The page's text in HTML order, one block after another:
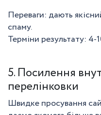
Переваги: дають
спаму.
Терміни результату: 4-
5. Посилення
перелінковки
Швидке просування